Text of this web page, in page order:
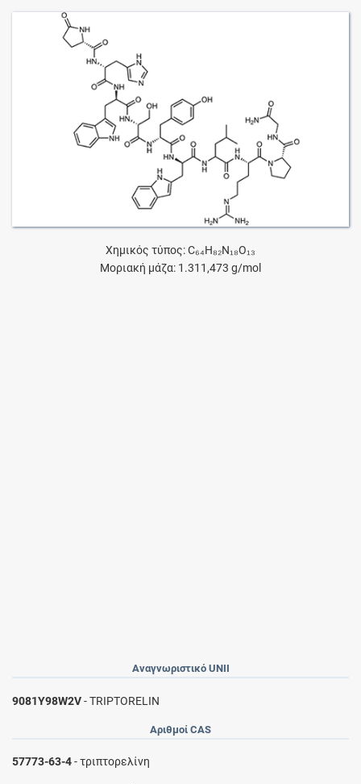
Χημικός τύπος: C₆₄H₈₂N₁₈O₁₃
Μοριακή μάζα: 1.311,473 g/mol
Αναγνωριστικό UNII
9081Y98W2V- TRIPTORELIN
Αριθμοί CAS
57773-63-4- τριπτορελίνη